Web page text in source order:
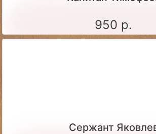
950 р.
Сержант